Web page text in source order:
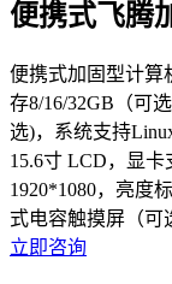
便携式飞腾
便携式加固型计算
存8/16/32GB（可
选)，系统支持
15.6寸 LCD，显卡
1920*1080，亮度
式电容触摸屏（可
立即咨询